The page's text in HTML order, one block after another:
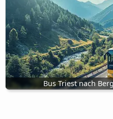
Bus Triest nach